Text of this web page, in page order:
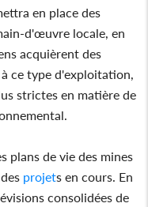
en place des
d'œuvre locale, en
acquièrent des
ce type d'exploitation,
strictes en matière de
plans de vie des mines
projets en cours. En
consolidées de